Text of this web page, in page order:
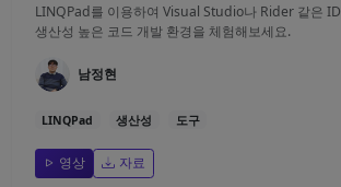
LINQPad를 이용하여 Visual Studio나 Rider 같은
생산성 높은 코드 개발 환경을 체험해보세요.
남정현
LINQPad 생산성 도구
영상 자료